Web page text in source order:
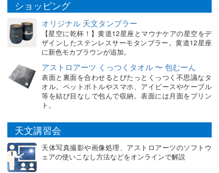
ショッピング
オリジナル 天文タンブラー
【星空に乾杯！】黄道12星座とマウナケアの星空をデ
ザインしたステンレスサーモタンブラー。黄道12星座
に新色モカブラウンが追加。
アストロアーツ くっつくタオル 〜 包むーん
表面と裏面を合わせるとぴたっとくっつく不思議なタ
オル。ペットボトルやスマホ、アイピースやケーブル
等を結び目なしで包んで収納。表面には月面をプリン
ト。
天文講習会
天体写真撮影や画像処理、アストロアーツのソフトウ
ェアの使いこなし方法などをオンラインで解説